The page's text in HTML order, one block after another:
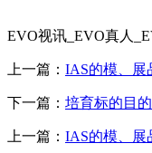
EVO视讯_EVO真人
上一篇： IAS的模、展
下一篇： 培育标的目
上一篇： IAS的模、展